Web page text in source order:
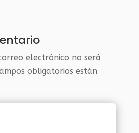
electrónico no será
obligatorios están